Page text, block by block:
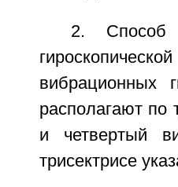
2.
вибрационных
располагают по
и четвертый
трисектрисе